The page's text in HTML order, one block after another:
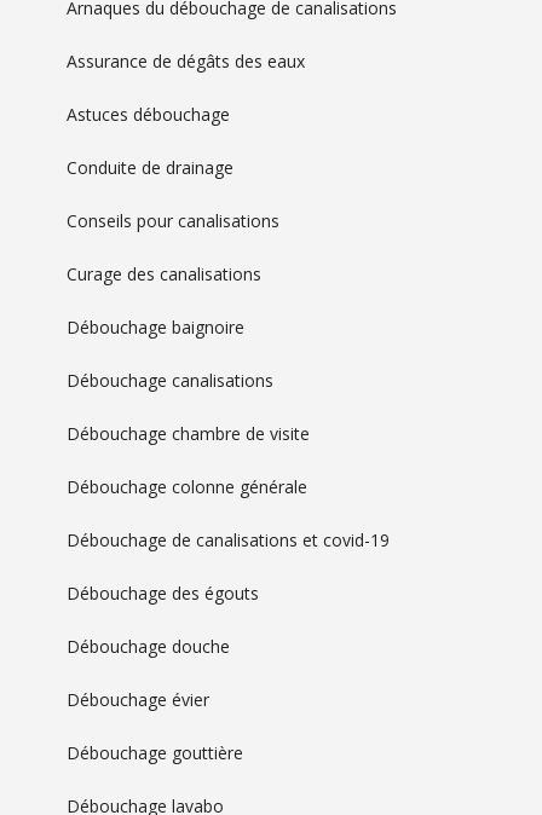
Arnaques du débouchage de canalisations
Assurance de dégâts des eaux
Astuces débouchage
Conduite de drainage
Conseils pour canalisations
Curage des canalisations
Débouchage baignoire
Débouchage canalisations
Débouchage chambre de visite
Débouchage colonne générale
Débouchage de canalisations et covid-19
Débouchage des égouts
Débouchage douche
Débouchage évier
Débouchage gouttière
Débouchage lavabo